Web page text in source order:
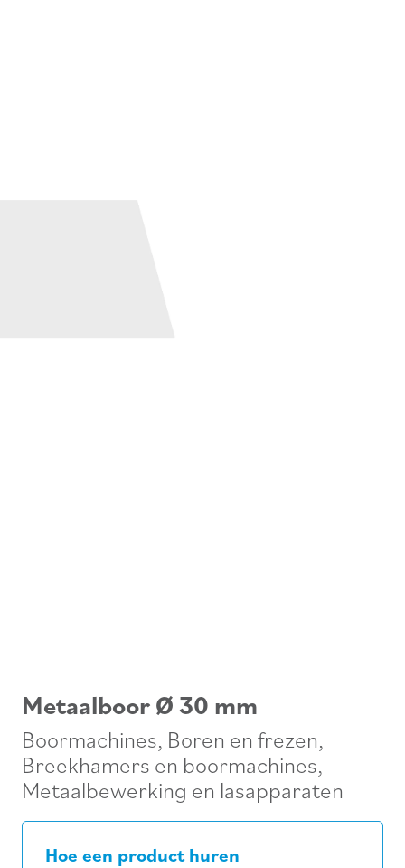
Metaalboor Ø 30 mm
Boormachines, Boren en frezen,
Breekhamers en boormachines,
Metaalbewerking en lasapparaten
Hoe een product huren